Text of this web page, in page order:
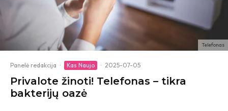
Telefonas
Panelė redakcija · Kas Naujo · 2025-07-05
Privalote žinoti! Telefonas – tikra
bakterijų oazė